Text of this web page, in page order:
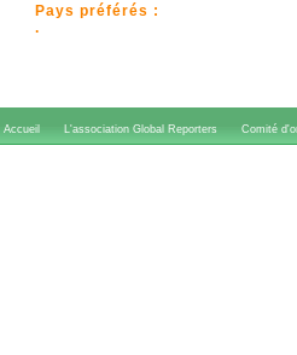
Pays préférés :
.
Accueil L'association Global Reporters Comité